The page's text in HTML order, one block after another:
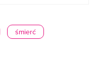
śmierć